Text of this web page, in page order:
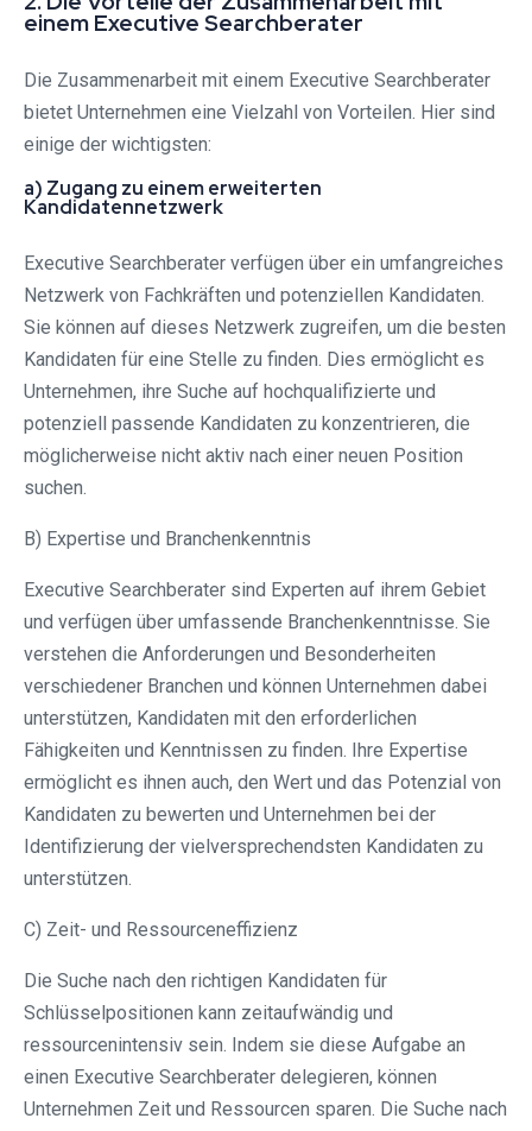
einem Executive Searchberater
Die Zusammenarbeit mit einem Executive Searchberater
bietet Unternehmen eine Vielzahl von Vorteilen. Hier sind
einige der wichtigsten:
a) Zugang zu einem erweiterten
Kandidatennetzwerk
Executive Searchberater verfügen über ein umfangreiches
Netzwerk von Fachkräften und potenziellen Kandidaten.
Sie können auf dieses Netzwerk zugreifen, um die besten
Kandidaten für eine Stelle zu finden. Dies ermöglicht es
Unternehmen, ihre Suche auf hochqualifizierte und
potenziell passende Kandidaten zu konzentrieren, die
möglicherweise nicht aktiv nach einer neuen Position
suchen.
B) Expertise und Branchenkenntnis
Executive Searchberater sind Experten auf ihrem Gebiet
und verfügen über umfassende Branchenkenntnisse. Sie
verstehen die Anforderungen und Besonderheiten
verschiedener Branchen und können Unternehmen dabei
unterstützen, Kandidaten mit den erforderlichen
Fähigkeiten und Kenntnissen zu finden. Ihre Expertise
ermöglicht es ihnen auch, den Wert und das Potenzial von
Kandidaten zu bewerten und Unternehmen bei der
Identifizierung der vielversprechendsten Kandidaten zu
unterstützen.
C) Zeit- und Ressourceneffizienz
Die Suche nach den richtigen Kandidaten für
Schlüsselpositionen kann zeitaufwändig und
ressourcenintensiv sein. Indem sie diese Aufgabe an
einen Executive Searchberater delegieren, können
Unternehmen Zeit und Ressourcen sparen. Die Suche nach